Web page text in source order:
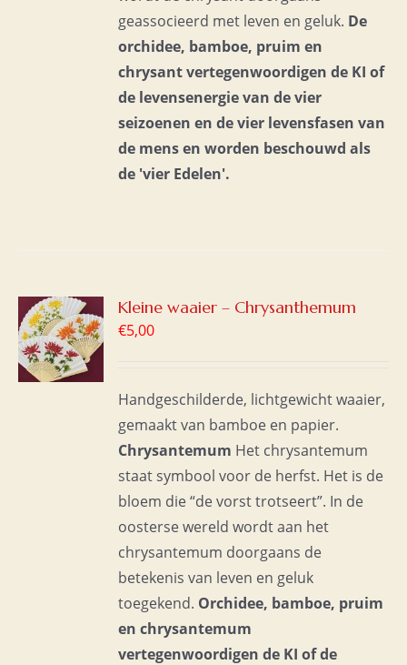
geassocieerd met leven en geluk. De
orchidee, bamboe, pruim en
chrysant vertegenwoordigen de KI of
de levensenergie van de vier
seizoenen en de vier levensfasen van
de mens en worden beschouwd als
de 'vier Edelen'.
Kleine waaier – Chrysanthemum
€5,00
Handgeschilderde, lichtgewicht waaier,
gemaakt van bamboe en papier.
Chrysantemum Het chrysantemum
staat symbool voor de herfst. Het is de
bloem die “de vorst trotseert”. In de
oosterse wereld wordt aan het
chrysantemum doorgaans de
betekenis van leven en geluk
toegekend. Orchidee, bamboe, pruim
en chrysantemum
vertegenwoordigen de KI of de